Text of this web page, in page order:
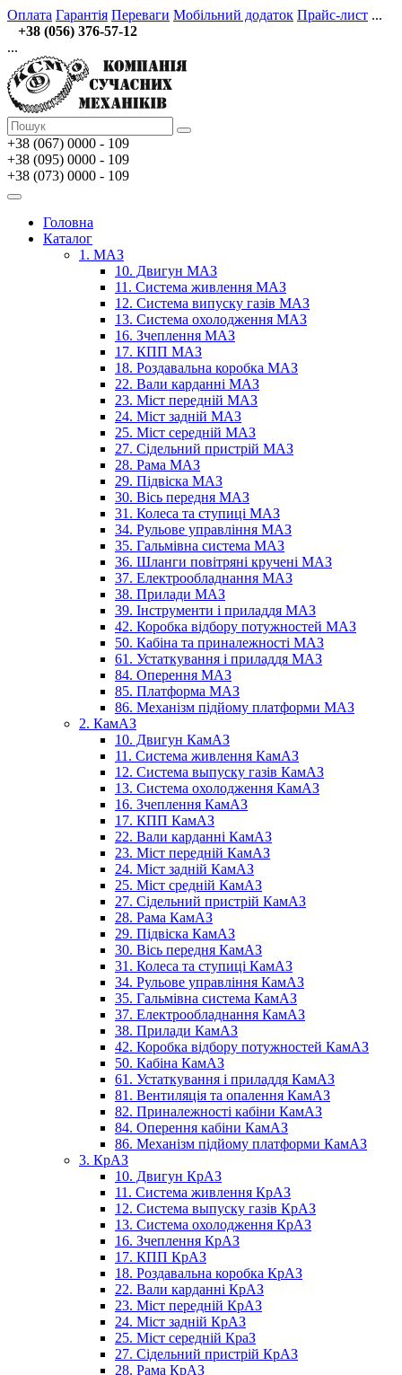
Оплата Гарантія Переваги Мобільний додаток Прайс-лист ...
+38 (056) 376-57-12
...
+38 (067) 0000 - 109
+38 (095) 0000 - 109
+38 (073) 0000 - 109
Головна
Каталог
1. МАЗ
10. Двигун МАЗ
11. Система живлення МАЗ
12. Система випуску газів МАЗ
13. Система охолодження МАЗ
16. Зчеплення МАЗ
17. КПП МАЗ
18. Роздавальна коробка МАЗ
22. Вали карданні МАЗ
23. Міст передній МАЗ
24. Міст задній МАЗ
25. Міст середній МАЗ
27. Сідельний пристрій МАЗ
28. Рама МАЗ
29. Підвіска МАЗ
30. Вісь передня МАЗ
31. Колеса та ступиці МАЗ
34. Рульове управління МАЗ
35. Гальмівна система МАЗ
36. Шланги повітряні кручені МАЗ
37. Електрообладнання МАЗ
38. Прилади МАЗ
39. Інструменти і приладдя МАЗ
42. Коробка відбору потужностей МАЗ
50. Кабіна та приналежності МАЗ
61. Устаткування і приладдя МАЗ
84. Оперення МАЗ
85. Платформа МАЗ
86. Механізм підйому платформи МАЗ
2. КамАЗ
10. Двигун КамАЗ
11. Система живлення КамАЗ
12. Система выпуску газів КамАЗ
13. Система охолодження КамАЗ
16. Зчеплення КамАЗ
17. КПП КамАЗ
22. Вали карданні КамАЗ
23. Міст передній КамАЗ
24. Міст задній КамАЗ
25. Міст средній КамАЗ
27. Сідельний пристрій КамАЗ
28. Рама КамАЗ
29. Підвіска КамАЗ
30. Вісь передня КамАЗ
31. Колеса та ступиці КамАЗ
34. Рульове управління КамАЗ
35. Гальмівна система КамАЗ
37. Електрообладнання КамАЗ
38. Прилади КамАЗ
42. Коробка відбору потужностей КамАЗ
50. Кабіна КамАЗ
61. Устаткування і приладдя КамАЗ
81. Вентиляція та опалення КамАЗ
82. Приналежності кабіни КамАЗ
84. Оперення кабіни КамАЗ
86. Механізм підйому платформи КамАЗ
3. КрАЗ
10. Двигун КрАЗ
11. Система живлення КрАЗ
12. Система выпуску газів КрАЗ
13. Система охолодження КрАЗ
16. Зчеплення КрАЗ
17. КПП КрАЗ
18. Роздавальна коробка КрАЗ
22. Вали карданні КрАЗ
23. Міст передній КрАЗ
24. Міст задній КрАЗ
25. Міст середній КраЗ
27. Сідельний пристрій КрАЗ
28. Рама КрАЗ